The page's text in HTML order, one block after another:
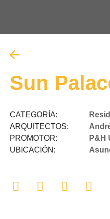
Sun
CATEGORÍA:
ARQUITECTOS:
PROMOTOR:
P&H
UBICACIÓN: